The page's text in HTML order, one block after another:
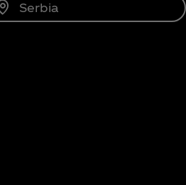
Serbia